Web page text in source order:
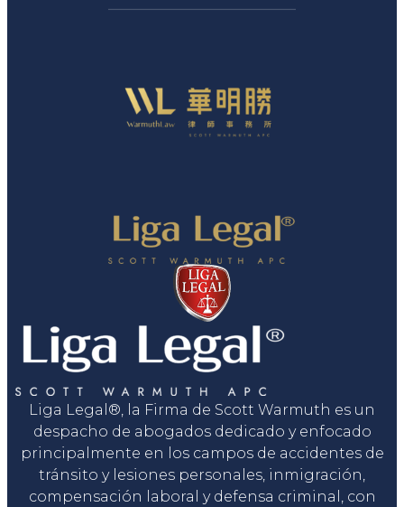
Liga Legal®, la Firma de Scott Warmuth es un
despacho de abogados dedicado y enfocado
principalmente en los campos de accidentes de
tránsito y lesiones personales, inmigración,
compensación laboral y defensa criminal, con